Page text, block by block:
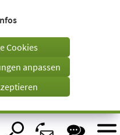
Cookies
anpassen